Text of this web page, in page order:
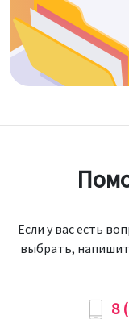
Если у вас есть
выбрать,
8